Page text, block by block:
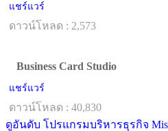
แชร์แวร์
ดาวน์โหลด : 2,573
Business Card Studio
แชร์แวร์
ดาวน์โหลด : 40,830
ดูอันดับ โปรแกรมบริหารธุรกิจ